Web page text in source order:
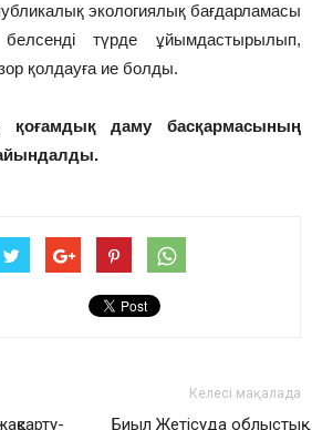
экологиялық бағдарламасы
түрде ұйымдастырылып,
қолдауға ие болды.
қоғамдық даму басқармасының
Келесі мақалада
Биыл Жетісуда облыстық